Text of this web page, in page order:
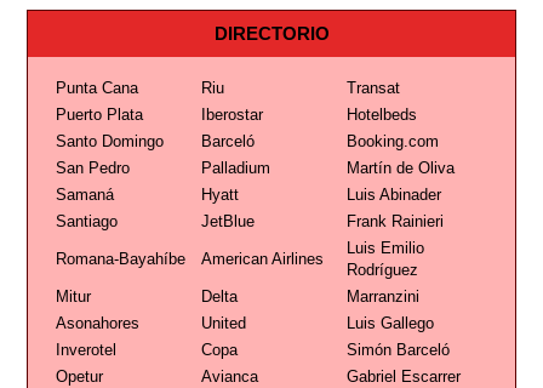
DIRECTORIO
Punta Cana Riu
Transat
Puerto Plata
Iberostar
Hotelbeds
Santo Domingo
Barceló
Booking.com
San Pedro
Palladium
Martín de Oliva
Samaná
Hyatt
Luis Abinader
Santiago
JetBlue Frank Rainieri
Romana-Bayahíbe American Airlines
Luis Emilio
Rodríguez
Mitur
Delta
Marranzini
Asonahores
United
Luis Gallego
Inverotel
Copa
Simón Barceló
Opetur
Avianca
Gabriel Escarrer